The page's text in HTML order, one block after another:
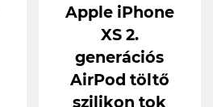
Apple iPhone
XS 2.
generációs
AirPod töltő
szilikon tok